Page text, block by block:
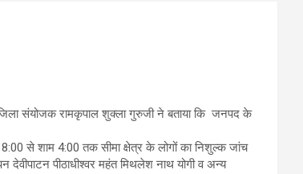
संयोजक रामकृपाल शुक्ला गुरुजी ने बताया कि जनपद के
8:00 से शाम 4:00 तक सीमा क्षेत्र के लोगों का निशुल्क जांच
देवीपाटन पीठाधीश्वर महंत मिथलेश नाथ योगी व अन्य